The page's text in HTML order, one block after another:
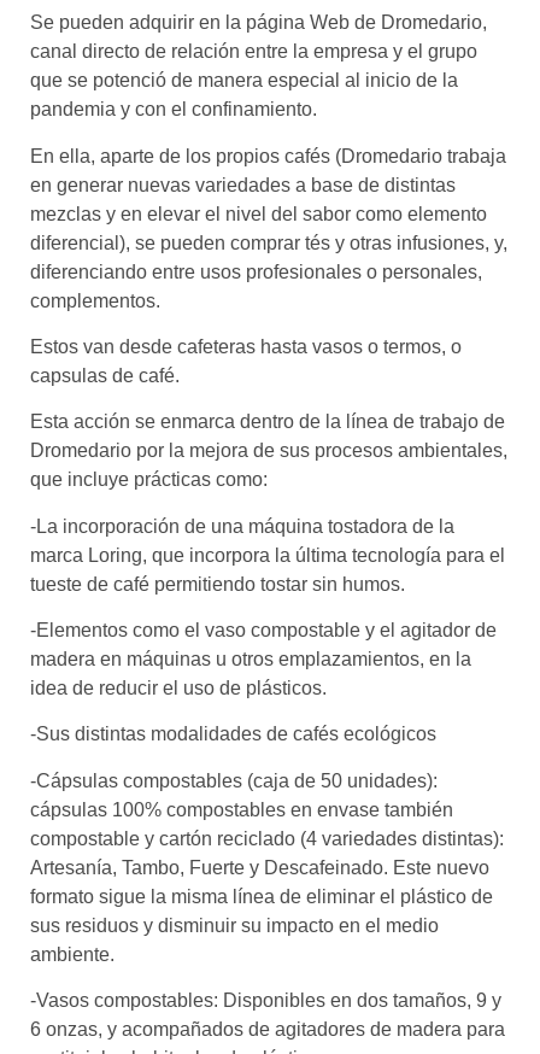
Se pueden adquirir en la página Web de Dromedario,
canal directo de relación entre la empresa y el grupo
que se potenció de manera especial al inicio de la
pandemia y con el confinamiento.
En ella, aparte de los propios cafés (Dromedario trabaja
en generar nuevas variedades a base de distintas
mezclas y en elevar el nivel del sabor como elemento
diferencial), se pueden comprar tés y otras infusiones, y,
diferenciando entre usos profesionales o personales,
complementos.
Estos van desde cafeteras hasta vasos o termos, o
capsulas de café.
Esta acción se enmarca dentro de la línea de trabajo de
Dromedario por la mejora de sus procesos ambientales,
que incluye prácticas como:
-La incorporación de una máquina tostadora de la
marca Loring, que incorpora la última tecnología para el
tueste de café permitiendo tostar sin humos.
-Elementos como el vaso compostable y el agitador de
madera en máquinas u otros emplazamientos, en la
idea de reducir el uso de plásticos.
-Sus distintas modalidades de cafés ecológicos
-Cápsulas compostables (caja de 50 unidades):
cápsulas 100% compostables en envase también
compostable y cartón reciclado (4 variedades distintas):
Artesanía, Tambo, Fuerte y Descafeinado. Este nuevo
formato sigue la misma línea de eliminar el plástico de
sus residuos y disminuir su impacto en el medio
ambiente.
-Vasos compostables: Disponibles en dos tamaños, 9 y
6 onzas, y acompañados de agitadores de madera para